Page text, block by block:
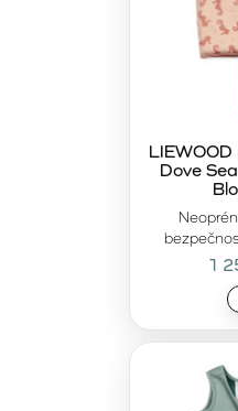
Plavecké pomůcky
které chtějí dětem dopřát
vybavení na léto, k bazénu i
Dove
1